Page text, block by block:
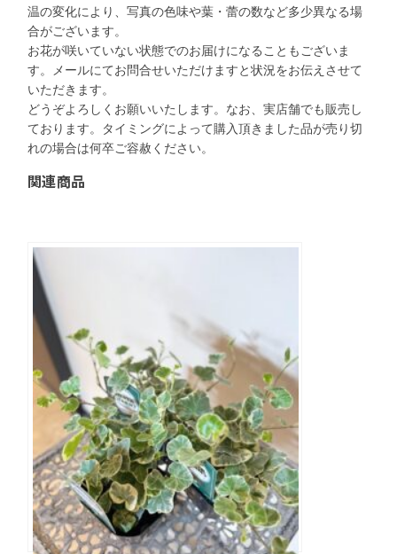
温の変化により、写真の色味や葉・蕾の数など多少異なる場
合がございます。
お花が咲いていない状態でのお届けになることもございま
す。メールにてお問合せいただけますと状況をお伝えさせて
いただきます。
どうぞよろしくお願いいたします。なお、実店舗でも販売し
ております。タイミングによって購入頂きました品が売り切
れの場合は何卒ご容赦ください。
関連商品